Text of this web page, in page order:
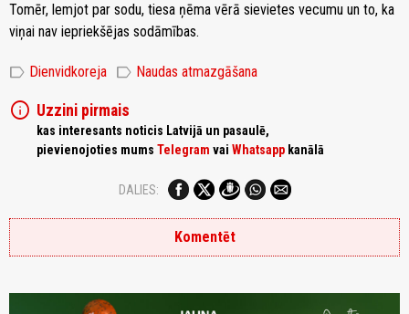
Tomēr, lemjot par sodu, tiesa ņēma vērā sievietes vecumu un to, ka
viņai nav iepriekšējas sodāmības.
label Dienvidkoreja label Naudas atmazgāšana
info Uzzini pirmais
kas interesants noticis Latvijā un pasaulē,
pievienojoties mums Telegram vai Whatsapp kanālā
DALIES:
Komentēt